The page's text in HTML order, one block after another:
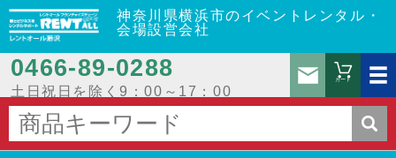
神奈川県横浜市のイベントレンタル・
会場設営会社
0466‐89‐0288
土日祝日を除く9：00～17：00
お問
カート